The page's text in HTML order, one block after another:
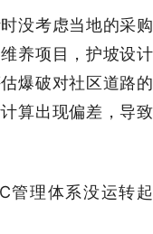
没考虑当地的采购
养项目，护坡设计
爆破对社区道路的
算出现偏差，导致
管理体系没运转起